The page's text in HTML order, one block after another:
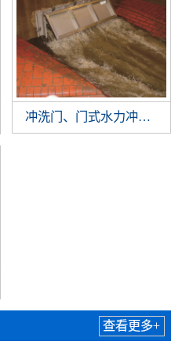
冲洗门、门式水力冲洗系统
，自动冲洗拍门
查看更多+